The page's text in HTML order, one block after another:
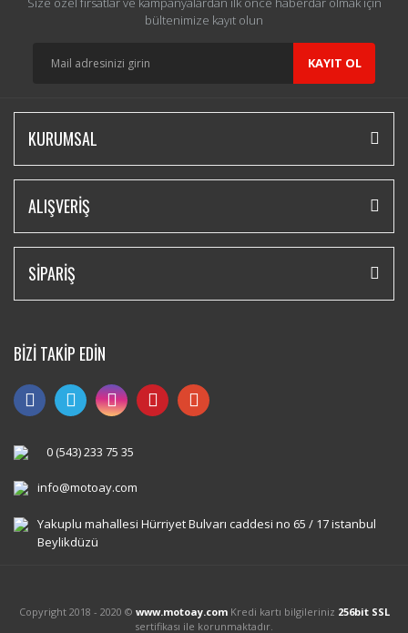
bültenimize kayıt olun
KAYIT OL
KURUMSAL
ALIŞVERİŞ
SİPARİŞ
BİZİ TAKİP EDİN
0 (543) 233 75 35
info@motoay.com
Yakuplu mahallesi Hürriyet Bulvarı caddesi no 65 / 17 istanbul
Beylikdüzü
Copyright 2018 - 2020 © www.motoay.comKredi kartı bilgileriniz 256bit SSL
sertifikası ile korunmaktadır.